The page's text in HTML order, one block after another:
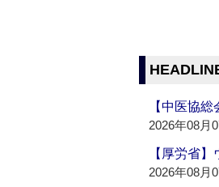
【中医協
2026年08月
【厚労省
2026年08月